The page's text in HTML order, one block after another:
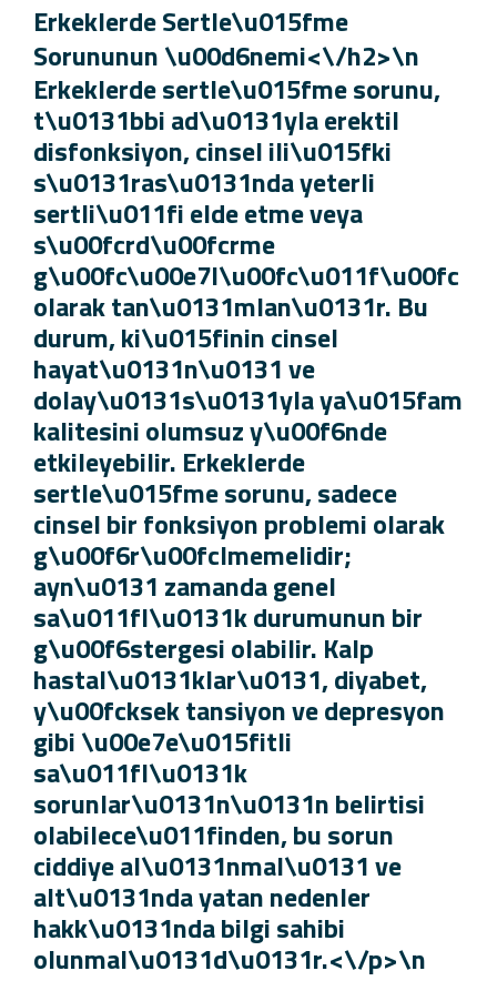
Erkeklerde Sertle\u015fme
Sorununun \u00d6nemi<\/h2>\n
Erkeklerde sertle\u015fme sorunu,
t\u0131bbi ad\u0131yla erektil
disfonksiyon, cinsel ili\u015fki
s\u0131ras\u0131nda yeterli
sertli\u011fi elde etme veya
s\u00fcrd\u00fcrme
olarak tan\u0131mlan\u0131r. Bu
durum, ki\u015finin cinsel
hayat\u0131n\u0131 ve
dolay\u0131s\u0131yla
kalitesini olumsuz y\u00f6nde
etkileyebilir. Erkeklerde
sertle\u015fme sorunu, sadece
cinsel bir fonksiyon problemi olarak
g\u00f6r\u00fclmemelidir;
ayn\u0131 zamanda genel
sa\u011fl\u0131k durumunun bir
g\u00f6stergesi olabilir. Kalp
hastal\u0131klar\u0131, diyabet,
y\u00fcksek tansiyon ve depresyon
gibi \u00e7e\u015fitli
sa\u011fl\u0131k
sorunlar\u0131n\u0131n belirtisi
olabilece\u011finden, bu sorun
ciddiye al\u0131nmal\u0131 ve
alt\u0131nda yatan nedenler
hakk\u0131nda bilgi sahibi
olunmal\u0131d\u0131r.<\/p>\n